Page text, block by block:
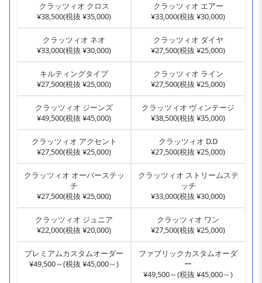
クラッツィオ クロス
¥38,500(税抜 ¥35,000)
クラッツィオ エアー
¥33,000(税抜 ¥30,000)
クラッツィオ ネオ
¥33,000(税抜 ¥30,000)
クラッツィオ ダイヤ
¥27,500(税抜 ¥25,000)
キルティングタイプ
¥27,500(税抜 ¥25,000)
クラッツィオ ライン
¥27,500(税抜 ¥25,000)
クラッツィオ ジーンズ
¥49,500(税抜 ¥45,000)
クラッツィオ ヴィンテージ
¥38,500(税抜 ¥35,000)
クラッツィオ アクセント
¥27,500(税抜 ¥25,000)
クラッツィオ D.D
¥27,500(税抜 ¥25,000)
クラッツィオ オーバーステッ
チ
¥27,500(税抜 ¥25,000)
クラッツィオ ストリームステ
ッチ
¥33,000(税抜 ¥30,000)
クラッツィオ ジュニア
¥22,000(税抜 ¥20,000)
クラッツィオ ワン
¥27,500(税抜 ¥25,000)
プレミアムカスタムオーダー
¥49,500～(税抜 ¥45,000～)
ファブリックカスタムオーダ
ー
¥49,500～(税抜 ¥45,000～)